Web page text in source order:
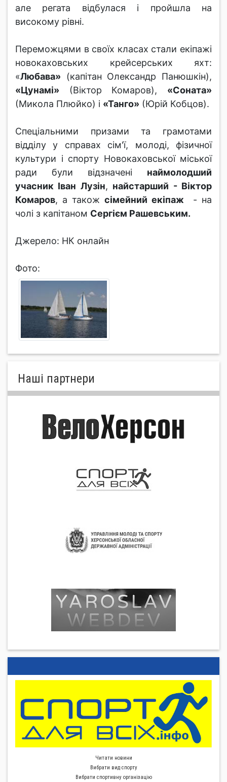
але регата відбулася і пройшла на
високому рівні.
Переможцями в своїх класах стали екіпажі
новокаховських крейсерських яхт:
«Любава» (капітан Олександр Панюшкін),
«Цунамі» (Віктор Комаров), «Соната»
(Микола Плюйко) і «Танго» (Юрій Кобцов).
Спеціальними призами та грамотами
відділу у справах сім'ї, молоді, фізичної
культури і спорту Новокаховської міської
ради були відзначені наймолодший
учасник Іван Лузін, найстарший - Віктор
Комаров, а також сімейний екіпаж - на
чолі з капітаном Сергієм Рашевським.
Джерело: НК онлайн
Фото:
Нашi партнери
Читати новини
Вибрати вид спорту
Вибрати спортивну органiзацiю